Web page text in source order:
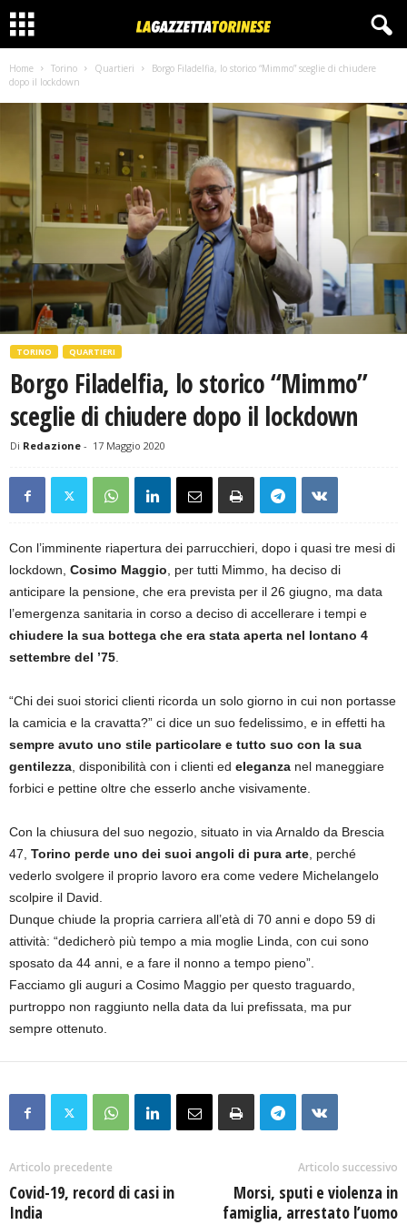
Home Torino Quartieri
Borgo Filadelfia, lo storico “Mimmo” sceglie di chiudere
dopo il lockdown
TORINO QUARTIERI
Borgo Filadelfia, lo storico “Mimmo”
sceglie di chiudere dopo il lockdown
Di Redazione - 17 Maggio 2020
Con l’imminente riapertura dei parrucchieri, dopo i quasi tre mesi di
lockdown, Cosimo Maggio, per tutti Mimmo, ha deciso di
anticipare la pensione, che era prevista per il 26 giugno, ma data
l’emergenza sanitaria in corso a deciso di accellerare i tempi e
chiudere la sua bottega che era stata aperta nel lontano 4
settembre del ’75.
“Chi dei suoi storici clienti ricorda un solo giorno in cui non portasse
la camicia e la cravatta?” ci dice un suo fedelissimo, e in effetti ha
sempre avuto uno stile particolare e tutto suo con la sua
gentilezza, disponibilità con i clienti ed eleganza nel maneggiare
forbici e pettine oltre che esserlo anche visivamente.
Con la chiusura del suo negozio, situato in via Arnaldo da Brescia
47, Torino perde uno dei suoi angoli di pura arte, perché
vederlo svolgere il proprio lavoro era come vedere Michelangelo
scolpire il David.
Dunque chiude la propria carriera all’età di 70 anni e dopo 59 di
attività: “dedicherò più tempo a mia moglie Linda, con cui sono
sposato da 44 anni, e a fare il nonno a tempo pieno”.
Facciamo gli auguri a Cosimo Maggio per questo traguardo,
purtroppo non raggiunto nella data da lui prefissata, ma pur
sempre ottenuto.
Articolo precedente
Covid-19, record di casi in
India
Articolo successivo
Morsi, sputi e violenza in
famiglia, arrestato l’uomo